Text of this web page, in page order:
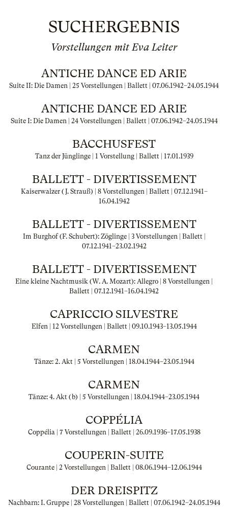
SUCHERGEBNIS
Vorstellungen mit Eva Leiter
ANTICHE DANCE ED ARIE
Suite II: Die Damen | 25 Vorstellungen | Ballett | 07.06.1942–24.05.1944
ANTICHE DANCE ED ARIE
Suite I: Die Damen | 24 Vorstellungen | Ballett | 07.06.1942–24.05.1944
BACCHUSFEST
Tanz der Jünglinge | 1 Vorstellung | Ballett | 17.01.1939
BALLETT - DIVERTISSEMENT
Kaiserwalzer (J. Strauß) | 8 Vorstellungen | Ballett | 07.12.1941–
16.04.1942
BALLETT - DIVERTISSEMENT
Im Burghof (F. Schubert): Zöglinge | 3 Vorstellungen | Ballett |
07.12.1941–23.02.1942
BALLETT - DIVERTISSEMENT
Eine kleine Nachtmusik (W. A. Mozart): Allegro | 8 Vorstellungen |
Ballett | 07.12.1941–16.04.1942
CAPRICCIO SILVESTRE
Elfen | 12 Vorstellungen | Ballett | 09.10.1943–13.05.1944
CARMEN
Tänze: 2. Akt | 5 Vorstellungen | 18.04.1944–23.05.1944
CARMEN
Tänze: 4. Akt (b) | 5 Vorstellungen | 18.04.1944–23.05.1944
COPPÉLIA
Coppélia | 7 Vorstellungen | Ballett | 26.09.1936–17.05.1938
COUPERIN-SUITE
Courante | 2 Vorstellungen | Ballett | 08.06.1944–12.06.1944
DER DREISPITZ
Nachbarn: I. Gruppe | 28 Vorstellungen | Ballett | 07.06.1942–24.05.1944